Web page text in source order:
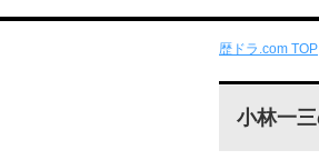
歴ドラ.com TOP
小林一